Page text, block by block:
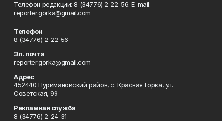
Телефон редакции: 8 (34776) 2-22-56. E-mail:
reporter.gorka@gmail.com
Телефон
8 (34776) 2-22-56
Эл. почта
reporter.gorka@gmail.com
Адрес
452440 Нуримановский район, с. Красная Горка, ул.
Советская, 99
Рекламная служба
8 (34776) 2-24-31